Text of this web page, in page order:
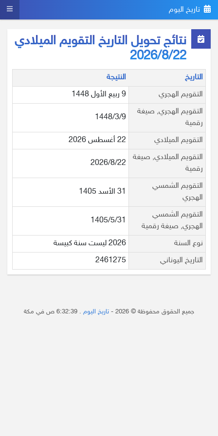
تاريخ اليوم
نتائج تحويل التاريخ التقويم الميلادي
2026/8/22
التاريخ
النتيجة
التقويم الهجري
9 ربيع الأول 1448
التقويم الهجري, صيغة
رقمية
1448/3/9
التقويم الميلادي
22 أغسطس 2026
التقويم الميلادي, صيغة
رقمية
2026/8/22
التقويم الشمسي
الهجري
31 الأسد 1405
التقويم الشمسي
الهجري, صيغة رقمية
1405/5/31
نوع السنة
2026 ليست سنة كبيسة
التاريخ اليوناني
2461275
جميع الحقوق محفوظة © 2026 - تاريخ اليوم . 6:32:39 ص في مكة